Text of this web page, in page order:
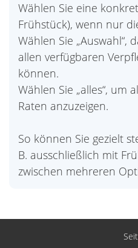
Wählen Sie eine
Frühstück), wenn nur
Wählen Sie „Auswahl“,
allen verfügbaren
können.
Wählen Sie „alles“, um
Raten anzuzeigen.
So können Sie gezielt
B. ausschließlich mit
zwischen mehreren